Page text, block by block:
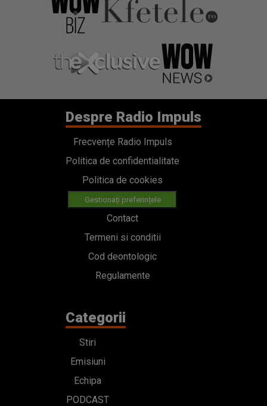
Despre Radio Impuls
Frecvențe Radio Impuls
Politica de confidentialitate
Politica de cookies
Gestionați preferințele
Contact
Termeni si conditii
Cod deontologic
Regulamente
Categorii
Stiri
Emisiuni
Echipa
PODCAST